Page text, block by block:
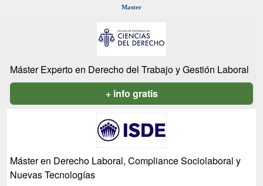
Master
Máster Experto en Derecho del Trabajo y Gestión Laboral
+ info gratis
Máster en Derecho Laboral, Compliance Sociolaboral y
Nuevas Tecnologías